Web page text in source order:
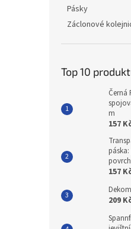
Pásky
Záclonové
Top 10
Černá
m
157
157
209